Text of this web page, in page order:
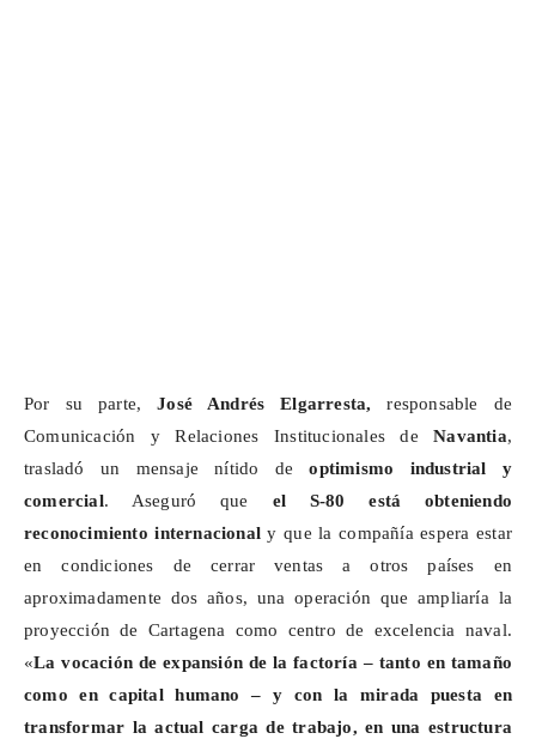
Por su parte,José Andrés Elgarresta,responsable de
Comunicación y Relaciones Institucionales deNavantia,
trasladó un mensaje nítido deoptimismo industrial y
comercial. Aseguró que el S-80 está obteniendo
reconocimiento internacionaly que la compañía espera estar
en condiciones de cerrar ventas a otros países en
aproximadamente dos años, una operación que ampliaría la
proyección de Cartagena como centro de excelencia naval.
«La vocación de expansión de la factoría – tanto en tamaño
como en capital humano – y con la mirada puesta en
transformar la actual carga de trabajo, en una estructura